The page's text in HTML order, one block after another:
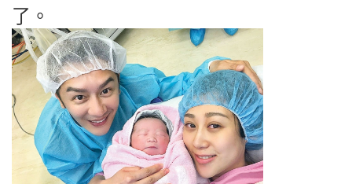
了。